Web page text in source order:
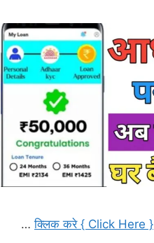
…क्लिक करे { Click Here }